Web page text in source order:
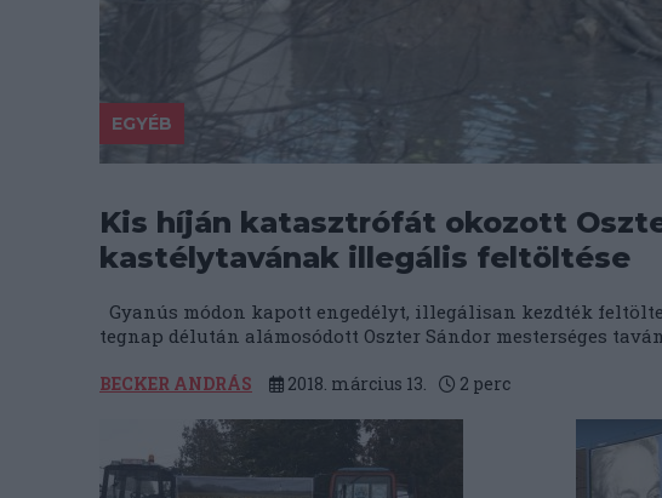
EGYÉB
Kis híján katasztrófát okozott
kastélytavának illegális feltöltése
Gyanús módon kapott engedélyt, illegálisan kezdték
tegnap délután alámosódott Oszter Sándor mesterséges
BECKER ANDRÁS 2018. március 13. 2 perc